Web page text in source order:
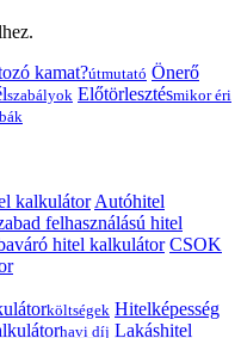
kamat?útmutató Önerő
szabályok Előtörlesztésmikor éri
kalkulátor Autóhitel
felhasználású hitel
hitel kalkulátor CSOK
költségek Hitelképesség
havi díj Lakáshitel